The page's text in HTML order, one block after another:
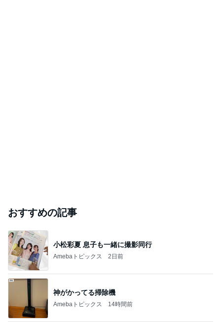
おすすめの記事
小松彩夏 息子も一緒に撮影同行
Amebaトピックス 2日前
神がかってる掃除機
Amebaトピックス 14時間前